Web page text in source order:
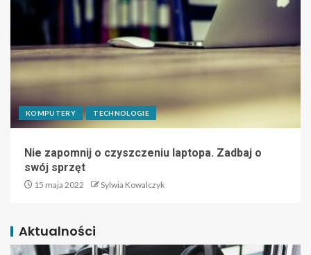
KOMPUTERY TECHNOLOGIE
Nie zapomnij o czyszczeniu laptopa. Zadbaj o
swój sprzęt
15 maja 2022 Sylwia Kowalczyk
Aktualności